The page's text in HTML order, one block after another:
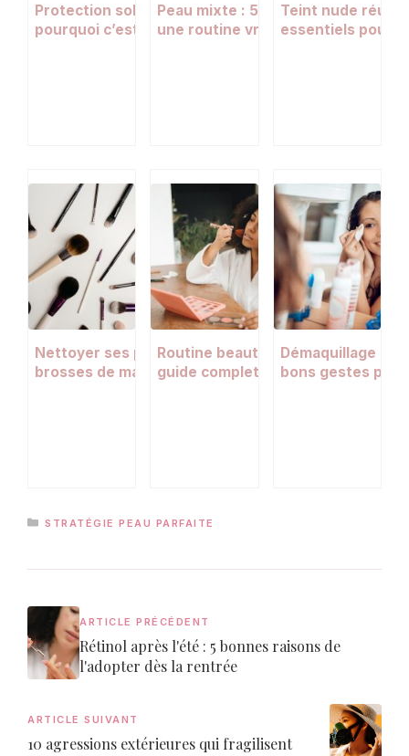
Protection solaire au printemps :
pourquoi c’est la saison la plus
Peau mixte : 5 gestes essentiels
une routine vraiment équilibrée
Teint nude
essentiels pour
Nettoyer ses pinceaux, éponges et
brosses de maquillage : le guide
Routine beauté la veille des fêtes :
guide complet pour être au top le
Démaquillage du
bons gestes
CATÉGORIES
STRATÉGIE PEAU PARFAITE
ARTICLE PRÉCÉDENT
Rétinol après l'été : 5 bonnes raisons de
l'adopter dès la rentrée
ARTICLE SUIVANT
10 agressions extérieures qui fragilisent